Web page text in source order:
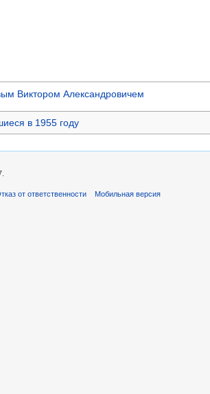
Виктором Александровичем
в 1955 году
от ответственности Мобильная версия